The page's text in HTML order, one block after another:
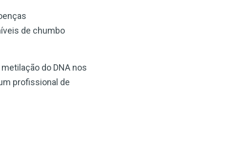
de chumbo
do DNA nos
profissional de